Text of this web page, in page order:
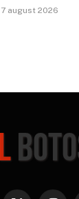
7 august 2026